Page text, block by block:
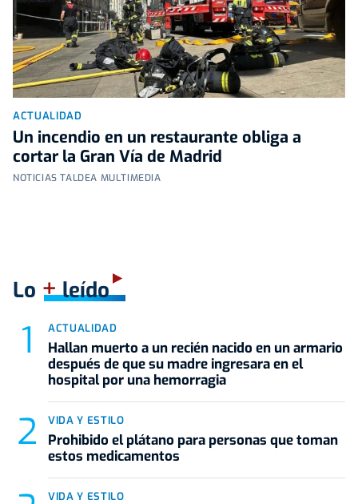
ACTUALIDAD
Un incendio en un restaurante obliga a
cortar la Gran Vía de Madrid
NOTICIAS TALDEA MULTIMEDIA
Lo +leído
ACTUALIDAD
Hallan muerto a un recién nacido en un armario
después de que su madre ingresara en el
hospital por una hemorragia
VIDA Y ESTILO
Prohibido el plátano para personas que toman
estos medicamentos
VIDA Y ESTILO